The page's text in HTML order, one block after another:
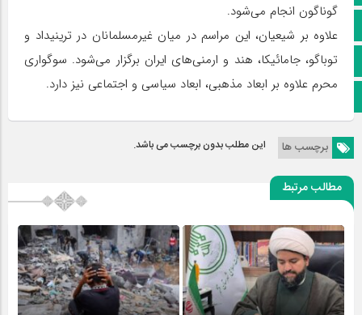
اینستاگرام
پخش زنده
اپلیکیشن بیرق
گوناگون انجام می‌شود.
علاوه بر شیعیان، این مراسم در میان غیر‌مسلمانان در ترینیداد و
توباگو، جامائیکا، هند و ارمنی‌های ایران برگزار می‌شود. سوگواری
محرم علاوه بر ابعاد مذهبی، ابعاد سیاسی و اجتماعی نیز دارد.
برچسب ها این مطلب بدون برچسب می باشد.
مطالب مرتبط